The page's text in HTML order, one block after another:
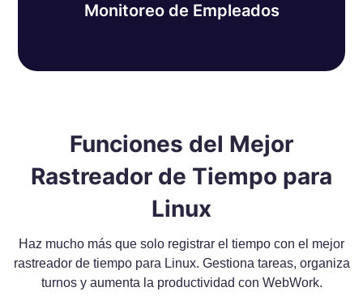
Monitoreo de Empleados
Funciones del Mejor
Rastreador de Tiempo para
Linux
Haz mucho más que solo registrar el tiempo con el mejor
rastreador de tiempo para Linux. Gestiona tareas, organiza
turnos y aumenta la productividad con WebWork.